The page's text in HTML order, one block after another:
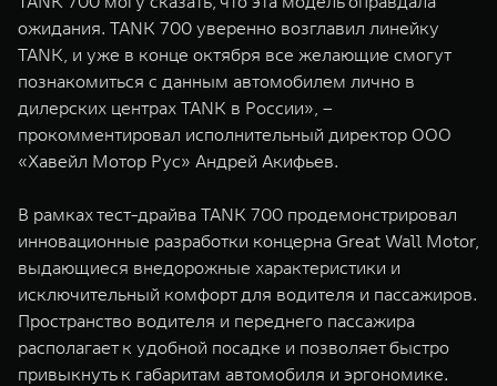
ожидания. TANK 700 уверенно возглавил линейку
TANK, и уже в конце октября все желающие смогут
познакомиться с данным автомобилем лично в
дилерских центрах TANK в России», –
прокомментировал исполнительный директор ООО
«Хавейл Мотор Рус» Андрей Акифьев.
В рамках тест-драйва TANK 700 продемонстрировал
инновационные разработки концерна Great Wall Motor,
выдающиеся внедорожные характеристики и
исключительный комфорт для водителя и пассажиров.
Пространство водителя и переднего пассажира
располагает к удобной посадке и позволяет быстро
привыкнуть к габаритам автомобиля и эргономике.